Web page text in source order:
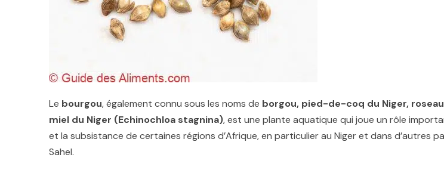
Le bourgou, également connu sous les noms de borgou, pied-de-coq du Niger,
miel du Niger (Echinochloa stagnina), est une plante aquatique qui joue un rôle
et la subsistance de certaines régions d’Afrique, en particulier au Niger et dans d’autres
Sahel.